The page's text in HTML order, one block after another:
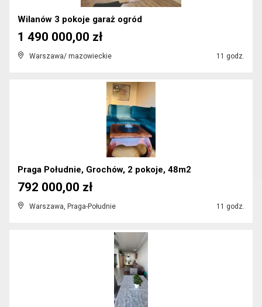
Wilanów 3 pokoje garaż ogród
Warszawa/ mazowieckie 11 godz.
1 490 000,00 zł
Praga Południe, Grochów, 2 pokoje, 48m2
Warszawa, Praga-Południe 11 godz.
792 000,00 zł